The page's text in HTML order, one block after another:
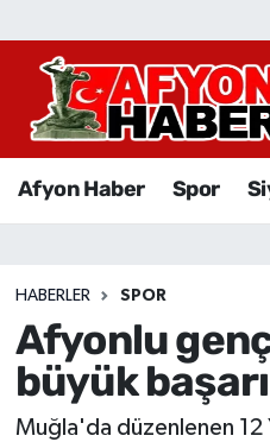
Afyon Haber Spor
HABERLER SPOR
Afyonlu
büyük başarı
Muğla'da düzenlenen 12
Afyon Haber
Sağlık
Eğitim